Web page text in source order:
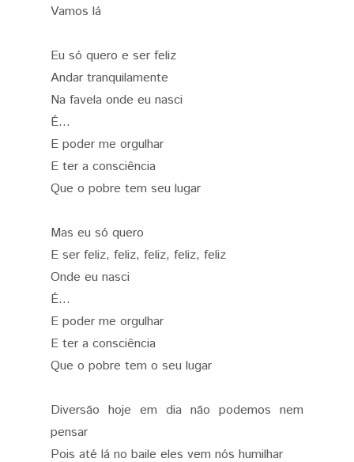
Vamos lá
Eu só quero e ser feliz
Andar tranquilamente
Na favela onde eu nasci
É...
E poder me orgulhar
E ter a consciência
Que o pobre tem seu lugar
Mas eu só quero
E ser feliz, feliz, feliz, feliz, feliz
Onde eu nasci
É...
E poder me orgulhar
E ter a consciência
Que o pobre tem o seu lugar
Diversão hoje em dia não podemos nem
pensar
Pois até lá no baile eles vem nós humilhar